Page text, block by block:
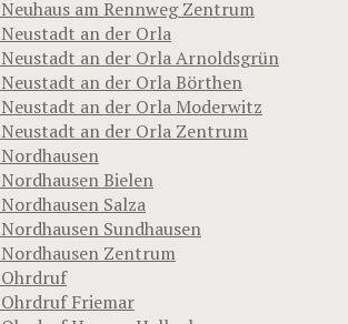
am Rennweg Zentrum
an der Orla
an der Orla Arnoldsgrün
an der Orla Börthen
an der Orla Moderwitz
an der Orla Zentrum
Bielen
Salza
Sundhausen
Zentrum
Friemar